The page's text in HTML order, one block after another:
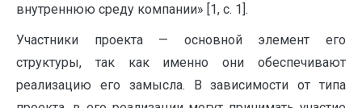
внутреннюю среду компании» [1, с. 1].
Участники проекта — основной элемент его
структуры, так как именно они обеспечивают
реализацию его замысла. В зависимости от типа